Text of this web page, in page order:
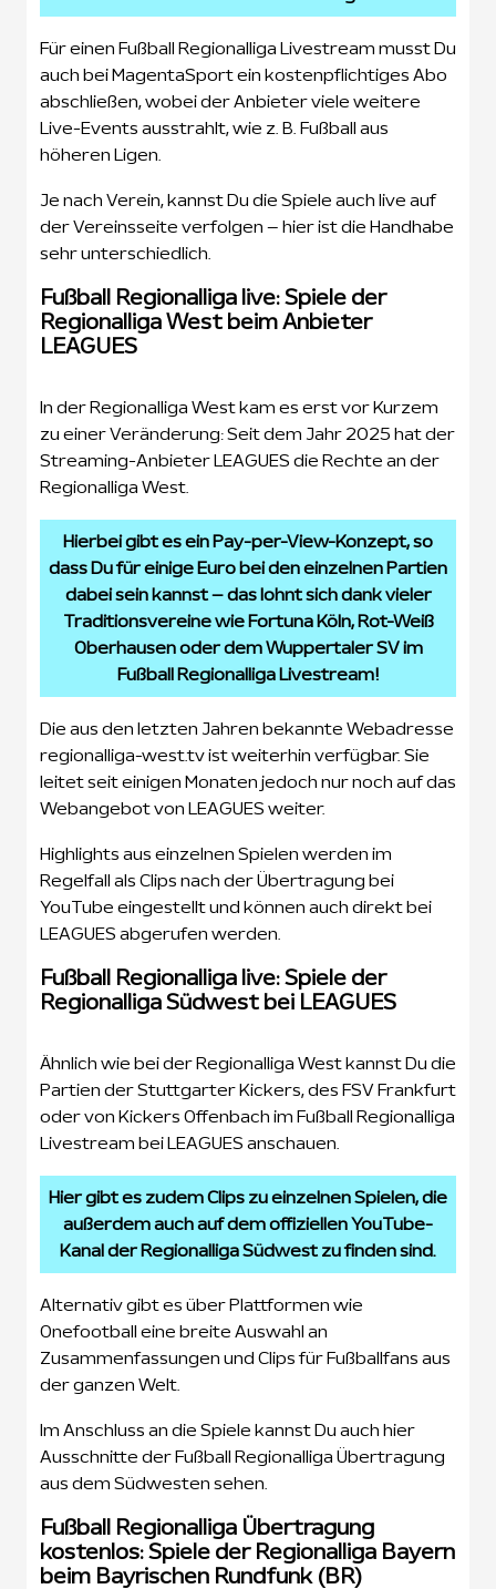
Für einen Fußball Regionalliga Livestream musst Du
auch bei MagentaSport ein kostenpflichtiges Abo
abschließen, wobei der Anbieter viele weitere
Live-Events ausstrahlt, wie z. B. Fußball aus
höheren Ligen.
Je nach Verein, kannst Du die Spiele auch live auf
der Vereinsseite verfolgen – hier ist die Handhabe
sehr unterschiedlich.
Fußball Regionalliga live: Spiele der
Regionalliga West beim Anbieter
LEAGUES
In der Regionalliga West kam es erst vor Kurzem
zu einer Veränderung: Seit dem Jahr 2025 hat der
Streaming-Anbieter LEAGUES die Rechte an der
Regionalliga West.
Hierbei gibt es ein Pay-per-View-Konzept, so
dass Du für einige Euro bei den einzelnen Partien
dabei sein kannst – das lohnt sich dank vieler
Traditionsvereine wie Fortuna Köln, Rot-Weiß
Oberhausen oder dem Wuppertaler SV im
Fußball Regionalliga Livestream!
Die aus den letzten Jahren bekannte Webadresse
regionalliga-west.tv ist weiterhin verfügbar. Sie
leitet seit einigen Monaten jedoch nur noch auf das
Webangebot von LEAGUES weiter.
Highlights aus einzelnen Spielen werden im
Regelfall als Clips nach der Übertragung bei
YouTube eingestellt und können auch direkt bei
LEAGUES abgerufen werden.
Fußball Regionalliga live: Spiele der
Regionalliga Südwest bei LEAGUES
Ähnlich wie bei der Regionalliga West kannst Du die
Partien der Stuttgarter Kickers, des FSV Frankfurt
oder von Kickers Offenbach im Fußball Regionalliga
Livestream bei LEAGUES anschauen.
Hier gibt es zudem Clips zu einzelnen Spielen, die
außerdem auch auf dem offiziellen YouTube-
Kanal der Regionalliga Südwest zu finden sind.
Alternativ gibt es über Plattformen wie
Onefootball eine breite Auswahl an
Zusammenfassungen und Clips für Fußballfans aus
der ganzen Welt.
Im Anschluss an die Spiele kannst Du auch hier
Ausschnitte der Fußball Regionalliga Übertragung
aus dem Südwesten sehen.
Fußball Regionalliga Übertragung
kostenlos: Spiele der Regionalliga Bayern
beim Bayrischen Rundfunk (BR)